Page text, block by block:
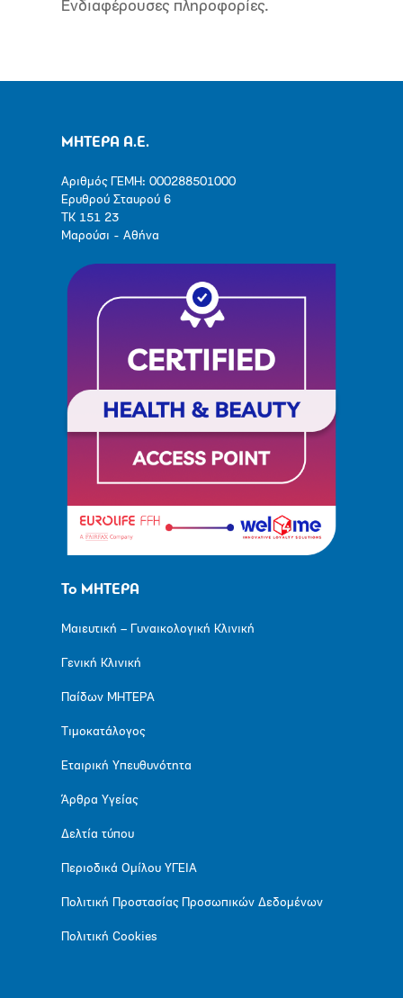
Ενδιαφέρουσες πληροφορίες.
ΜΗΤΕΡΑ Α.Ε.
Αριθμός ΓΕΜΗ: 000288501000
Ερυθρού Σταυρού 6
ΤΚ 151 23
Μαρούσι - Αθήνα
Το ΜΗΤΕΡΑ
Μαιευτική – Γυναικολογική Κλινική
Γενική Κλινική
Παίδων ΜΗΤΕΡΑ
Τιμοκατάλογος
Εταιρική Υπευθυνότητα
Άρθρα Υγείας
Δελτία τύπου
Περιοδικά Ομίλου ΥΓΕΙΑ
Πολιτική Προστασίας Προσωπικών Δεδομένων
Πολιτική Cookies